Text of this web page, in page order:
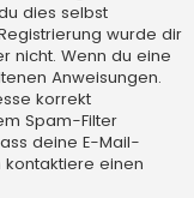
dies selbst
wurde dir
nicht. Wenn du eine
Anweisungen.
korrekt
Spam-Filter
deine E-Mail-
einen